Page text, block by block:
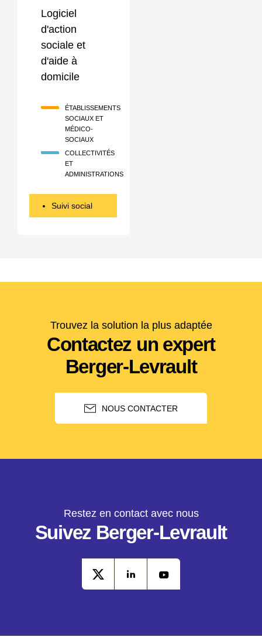
Logiciel
d'action
sociale et
d'aide à
domicile
ÉTABLISSEMENTS
SOCIAUX ET
MÉDICO-
SOCIAUX
COLLECTIVITÉS
ET
ADMINISTRATIONS
Suivi social
Trouvez la solution la plus adaptée
Contactez un expert
Berger-Levrault
NOUS CONTACTER
Restez en contact avec nous
Suivez Berger-Levrault